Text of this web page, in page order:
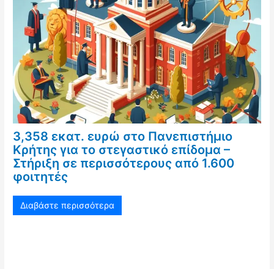
3,358 εκατ. ευρώ στο Πανεπιστήμιο
Κρήτης για το στεγαστικό επίδομα –
Στήριξη σε περισσότερους από 1.600
φοιτητές
Διαβάστε περισσότερα